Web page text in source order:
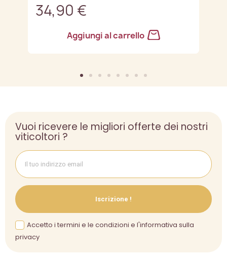
34,90 €
Aggiungi al carrello
Vuoi ricevere le migliori offerte dei nostri
viticoltori ?
Iscrizione !
Accetto i termini e le condizioni e l'informativa sulla
privacy